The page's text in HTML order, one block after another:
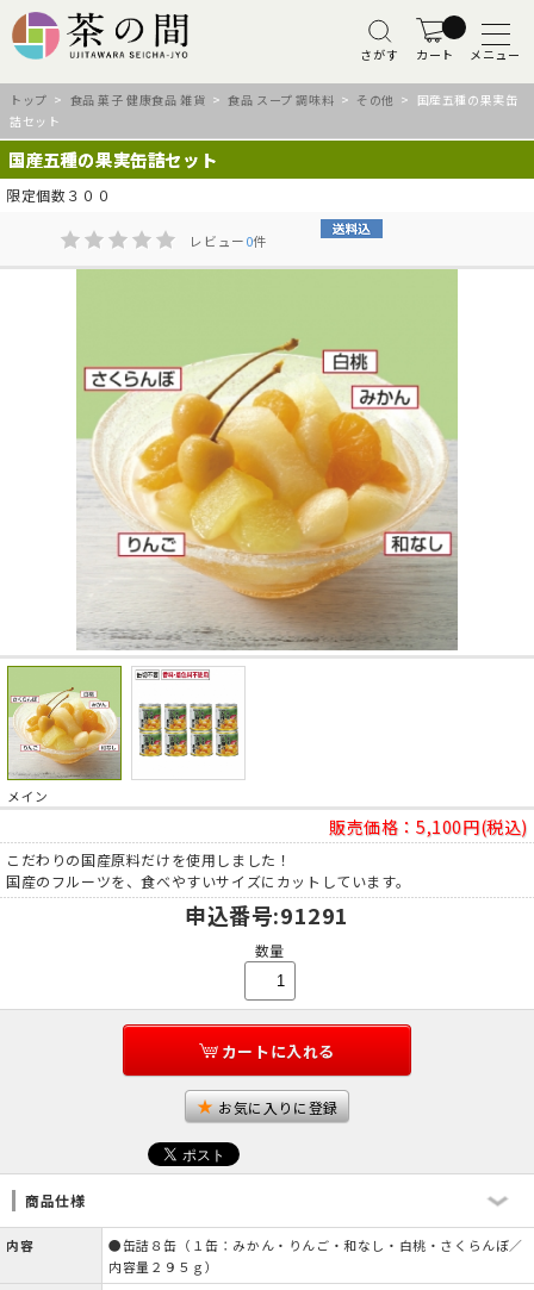
さがす カート メニュー
トップ > 食品 菓子 健康食品 雑貨 >食品 スープ 調味料 > その他 > 国産五種の果実缶
詰セット
国産五種の果実缶詰セット
限定個数３００
レビュー0件
メイン
販売価格： 5,100円(税込)
こだわりの国産原料だけを使用しました！
国産のフルーツを、食べやすいサイズにカットしています。
申込番号:91291
数量
カートに入れる
お気に入りに登録
商品仕様
内容
●缶詰８缶（１缶：みかん・りんご・和なし・白桃・さくらんぼ／
内容量２９５ｇ）